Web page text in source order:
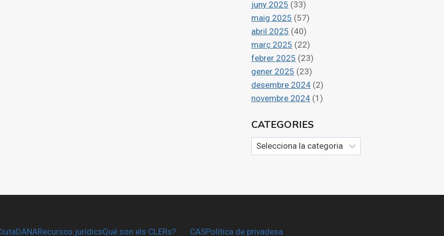
juny 2025 (33)
maig 2025 (57)
abril 2025 (40)
març 2025 (22)
febrer 2025 (23)
gener 2025 (23)
desembre 2024 (2)
novembre 2024 (1)
CATEGORIES
Categories
Recursos jurídicsQué son els CLERs? CASPolítica de privadesa